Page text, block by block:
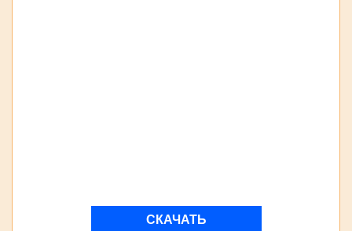
СКАЧАТЬ